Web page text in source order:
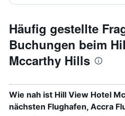
Häufig gestellte
Buchungen beim
Mccarthy Hills
Wie nah ist Hill View Hotel
nächsten Flughafen, Accra